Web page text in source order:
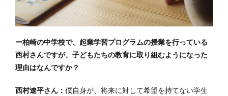
ー柏崎の中学校で、起業学習プログラムの授業を行っている
西村さんですが、子どもたちの教育に取り組むようになった
理由はなんですか？
西村遼平さん： 僕自身が、将来に対して希望を持てない学生